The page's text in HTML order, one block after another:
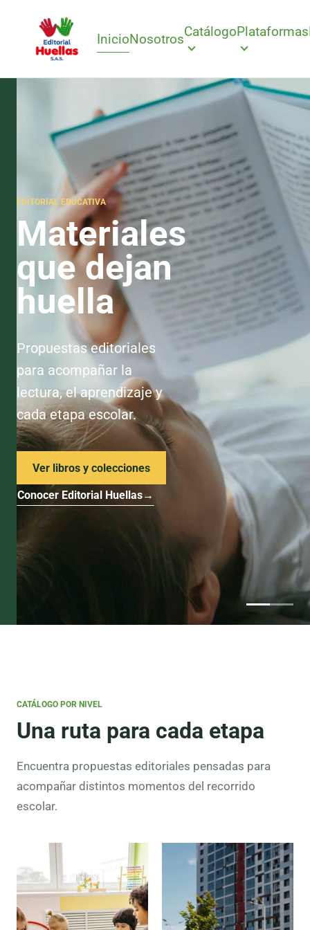
InicioNosotrosCatálogoPlataformas
EDITORIAL EDUCATIVA
Materiales
que dejan
huella
Propuestas editoriales
para acompañar la
lectura, el aprendizaje y
cada etapa escolar.
Ver libros y colecciones
Conocer Editorial Huellas→
CATÁLOGO POR NIVEL
Una ruta para cada etapa
Encuentra propuestas editoriales pensadas para
acompañar distintos momentos del recorrido
escolar.
Preescolar
Lectura
inicial,